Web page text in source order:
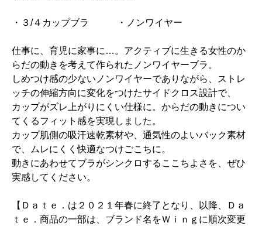
・３/４カップブラ ・ノンワイヤー
仕事に、育児に家事に…。アクティブに生きる女性のか
らだの動きを考えて作られたノンワイヤーブラ。
しめつけ感の少ないノンワイヤーでありながら、ストレ
ッチの伸縮方向に変化をつけたサイドクロス設計で、
カップがズレ上がりにくい仕様に。からだの動きについ
てくるフィット感を実現しました。
カップ肌側の吸汗速乾素材や、通気性のよいバック素材
で、ムレにくく快適なつけごこちに。
動きにあわせてブラがシンクロするここちよさを、ぜひ
実感してください。
【Ｄａｔｅ．は２０２１年春に終了となり、以降、Ｄａ
ｔｅ．商品の一部は、ブランド名をＷｉｎｇに順次変更